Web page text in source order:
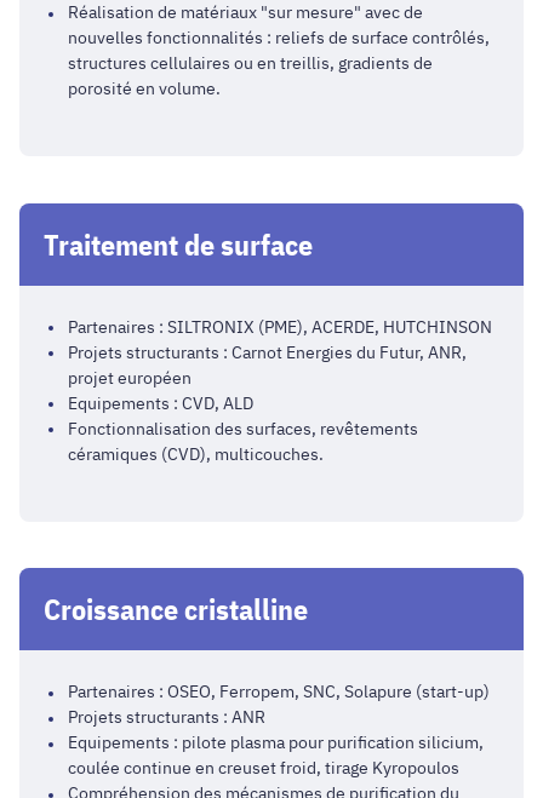
Réalisation de matériaux "sur mesure" avec de
nouvelles fonctionnalités : reliefs de surface contrôlés,
structures cellulaires ou en treillis, gradients de
porosité en volume.
Traitement de surface
Partenaires : SILTRONIX (PME), ACERDE, HUTCHINSON
Projets structurants : Carnot Energies du Futur, ANR,
projet européen
Equipements : CVD, ALD
Fonctionnalisation des surfaces, revêtements
céramiques (CVD), multicouches.
Croissance cristalline
Partenaires : OSEO, Ferropem, SNC, Solapure (start-up)
Projets structurants : ANR
Equipements : pilote plasma pour purification silicium,
coulée continue en creuset froid, tirage Kyropoulos
Compréhension des mécanismes de purification du